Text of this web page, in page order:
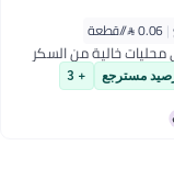
|
+ 3